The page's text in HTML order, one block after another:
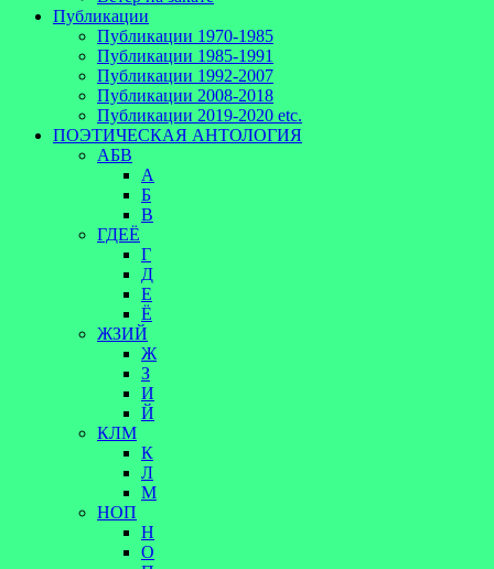
Публикации
Публикации 1970-1985
Публикации 1985-1991
Публикации 1992-2007
Публикации 2008-2018
Публикации 2019-2020 etc.
ПОЭТИЧЕСКАЯ АНТОЛОГИЯ
АБВ
А
Б
В
ГДЕЁ
Г
Д
Е
Ё
ЖЗИЙ
Ж
З
И
Й
КЛМ
К
Л
М
НОП
Н
О